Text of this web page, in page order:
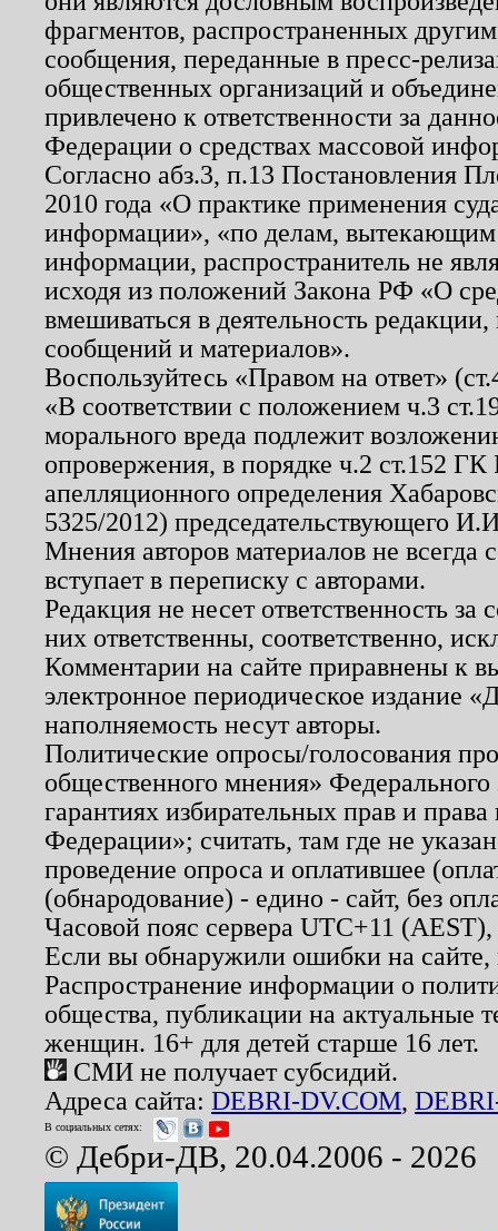
фрагментов, распространенных
сообщения, переданные в пресс-
общественных организаций и
привлечено к ответственности за
Федерации о средствах массовой
Согласно абз.3, п.13 Постановления
2010 года «О практике применения
информации», «по делам, вытекающим
информации, распространитель не
исходя из положений Закона РФ «О
вмешиваться в деятельность
сообщений и материалов».
Воспользуйтесь «Правом на ответ»
«В соответствии с положением ч.3
морального вреда подлежит
опровержения, в порядке ч.2 ст.152
апелляционного определения
5325/2012) председательствующего
Мнения авторов материалов не
вступает в переписку с авторами.
Редакция не несет ответственность
них ответственны, соответственно,
Комментарии на сайте приравнены к
электронное периодическое издание
наполняемость несут авторы.
Политические опросы/голосования
общественного мнения»
гарантиях избирательных прав и
Федерации»; считать, там где не
проведение опроса и оплатившее
(обнародование) - едино - сайт, без
Часовой пояс сервера UTC+11
Если вы обнаружили ошибки на
Распространение информации о
общества, публикации на актуальные
женщин. 16+ для детей старше 16 лет.
СМИ не получает субсидий.
Адреса сайта: DEBRI-DV.COM,
В социальных сетях:
© Дебри-ДВ, 20.04.2006 - 2026